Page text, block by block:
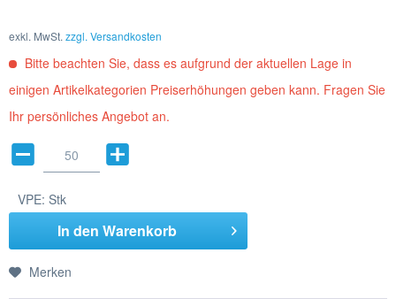
exkl. MwSt. zzgl. Versandkosten
Bitte beachten Sie, dass es aufgrund der aktuellen Lage in
einigen Artikelkategorien Preiserhöhungen geben kann. Fragen Sie
Ihr persönliches Angebot an.
VPE: Stk
In den Warenkorb
Merken